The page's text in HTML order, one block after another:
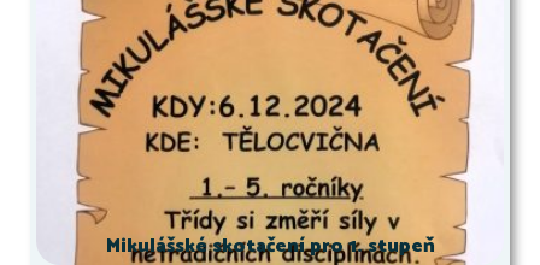
Mikulášské skotačení pro 1. stupeň